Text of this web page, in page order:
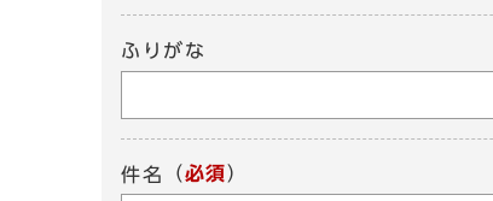
ふりがな
件名 （必須）